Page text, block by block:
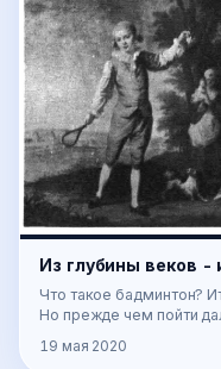
Из глубины веков -
Что такое бадминтон?
Но прежде чем пойти
19 мая 2020